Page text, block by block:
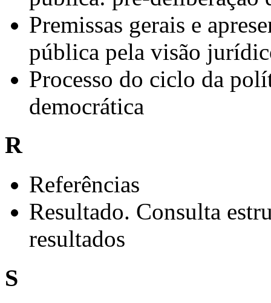
Premissas gerais e
pública pela visão
Processo do ciclo da
democrática
R
Referências
Resultado. Consulta
resultados
S